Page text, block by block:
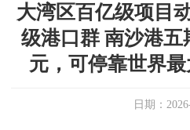
大湾区百亿级项目
级港口群 南沙港五
元，可停靠世界
日期：